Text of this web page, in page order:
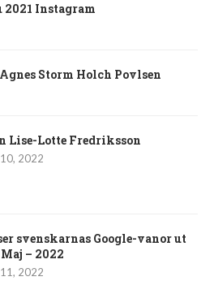
Instagram
Storm Holch Povlsen
Lise-Lotte Fredriksson
2022
svenskarnas Google-vanor ut
– 2022
2022